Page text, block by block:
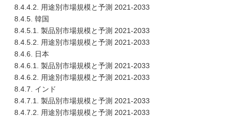
8.4.4.2. 用途別市場規模と予測 2021-2033
8.4.5. 韓国
8.4.5.1. 製品別市場規模と予測 2021-2033
8.4.5.2. 用途別市場規模と予測 2021-2033
8.4.6. 日本
8.4.6.1. 製品別市場規模と予測 2021-2033
8.4.6.2. 用途別市場規模と予測 2021-2033
8.4.7. インド
8.4.7.1. 製品別市場規模と予測 2021-2033
8.4.7.2. 用途別市場規模と予測 2021-2033